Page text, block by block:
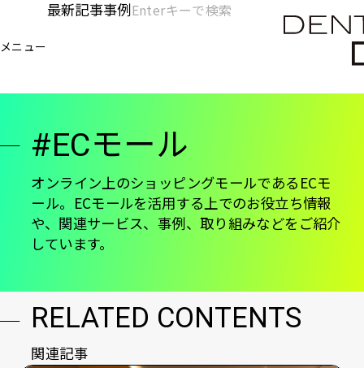
ン
ン
メニュー
[KC]
ー
-
メ
イ
最新記事事例
検
索
#ECモール
オンライン上のショッピングモールであるECモ
ール。ECモールを活用する上でのお役立ち情報
や、関連サービス、事例、取り組みなどをご紹介
しています。
RELATED CONTENTS
関連記事